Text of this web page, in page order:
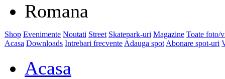
Romana
Shop Evenimente Noutati Street Skatepark-uri Magazine Toate foto/
Acasa Downloads Intrebari frecvente Adauga spot Abonare spot-uri
Acasa